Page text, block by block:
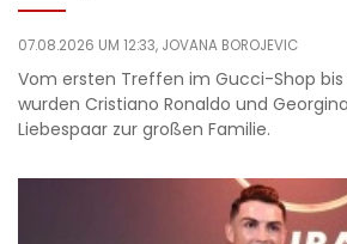
07.08.2026 UM 12:33, JOVANA BOROJEVIC
Vom ersten Treffen im Gucci-Shop bis
wurden Cristiano Ronaldo und
Liebespaar zur großen Familie.